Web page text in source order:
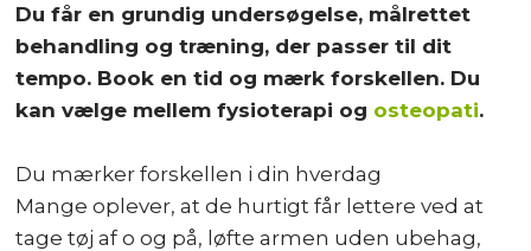
Du får en grundig undersøgelse, målrettet
behandling og træning, der passer til dit
tempo. Book en tid og mærk forskellen. Du
kan vælge mellem fysioterapi og osteopati.
Du mærker forskellen i din hverdag
Mange oplever, at de hurtigt får lettere ved at
tage tøj af o og på, løfte armen uden ubehag,